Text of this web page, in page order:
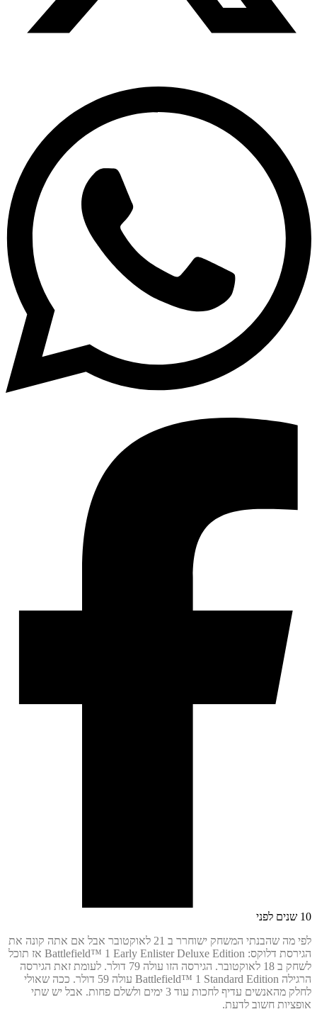
לפי מה שהבנתי המשחק ישוחרר ב 21 לאוקטובר אבל אם אתה קונה את
הגירסת דלוקס: Battlefield™ 1 Early Enlister Deluxe Edition אז תוכל
לשחק ב 18 לאוקטובר. הגירסה הזו עולה 79 דולר. לעומת זאת הגירסה
הרגילה Battlefield™ 1 Standard Edition עולה 59 דולר. ככה שאולי
לחלק מהאנשים עדיף לחכות עוד 3 ימים ולשלם פחות. אבל יש שתי
חשוב לדעת.